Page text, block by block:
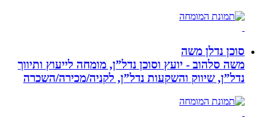
סוכן נדלן משה
משה סלהוב - יועץ וסוכן נדל”ן, מומחה לייעוץ ותיווך
נדל”ן, שיווק והשקעות נדל”ן, לקניה/מכירה/השכרה